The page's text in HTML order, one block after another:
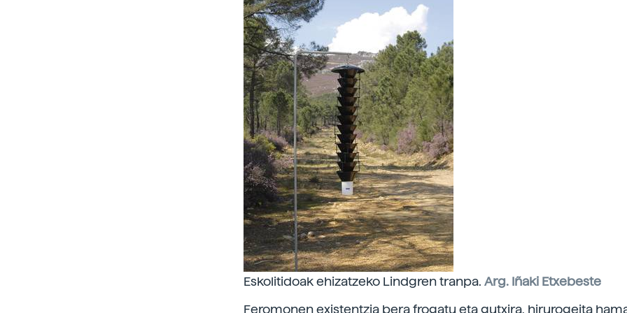
Eskolitidoak ehizatzeko Lindgren tranpa. Arg. Iñaki Etxebeste
Feromonen existentzia bera frogatu eta gutxira, hirurogeita